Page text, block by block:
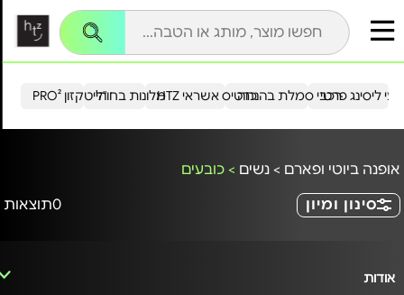
הייטקזון PRO²מלונות בחו"ל כרטיס אשראי HTZ ליסינג פרטירכבי סמלת בהנחה
אופנה ביוטי ופארם > נשים > כובעים
סינון ומיון
0תוצאות
אודות